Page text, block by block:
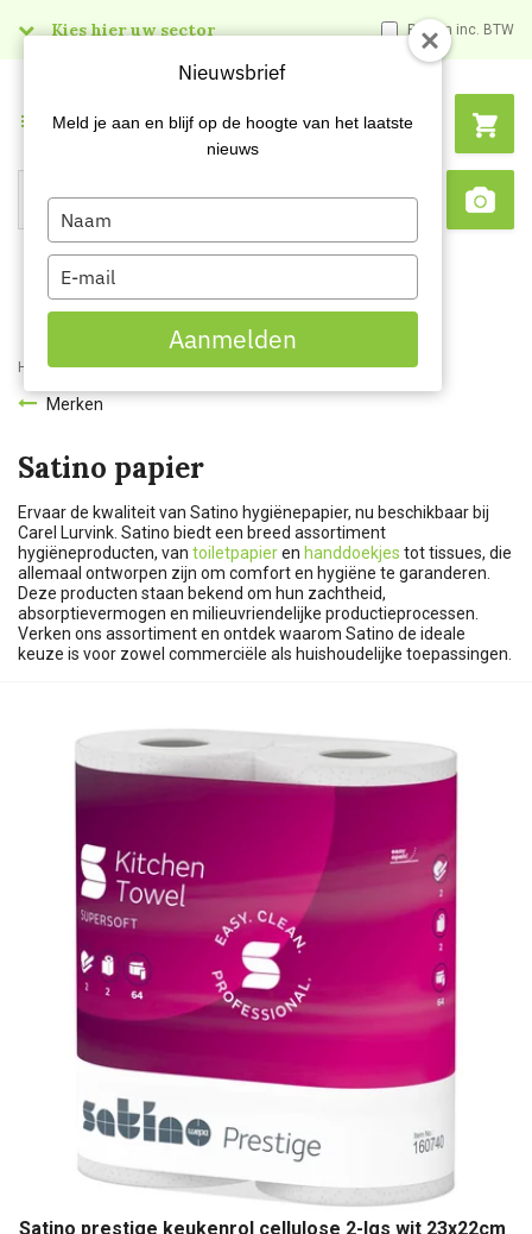
Kies hier uw sector Prijzen inc. BTW
Search
Menu
Home Merken Satino
Merken
Satino papier
Ervaar de kwaliteit van Satino hygiënepapier, nu beschikbaar bij
Carel Lurvink. Satino biedt een breed assortiment
hygiëneproducten, van toiletpapieren handdoekjes tot tissues, die
allemaal ontworpen zijn om comfort en hygiëne te garanderen.
Deze producten staan bekend om hun zachtheid,
absorptievermogen en milieuvriendelijke productieprocessen.
Verken ons assortiment en ontdek waarom Satino de ideale
keuze is voor zowel commerciële als huishoudelijke toepassingen.
Satino prestige keukenrol cellulose 2-lgs wit 23x22cm
Nieuwsbrief
Meld je aan en blijf op de hoogte van het laatste
nieuws
Type
your
name
Type
your
email
Aanmelden